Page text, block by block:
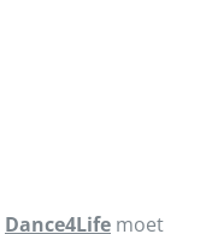
Dance4Life moet